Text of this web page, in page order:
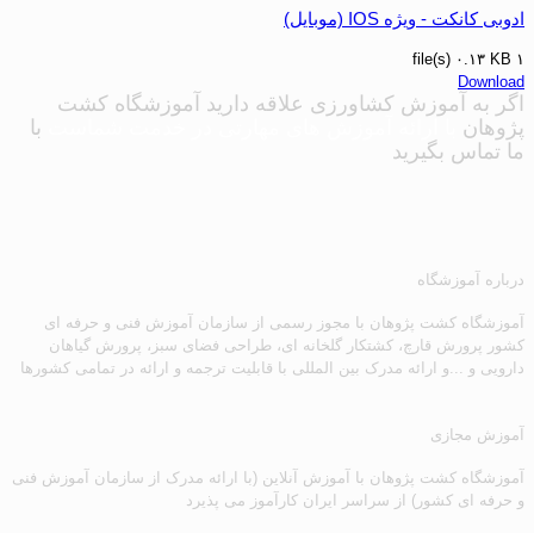
ادوبی کانکت - ویژه IOS (موبایل)
۱ file(s) ۰.۱۳ KB
Download
اگر به آموزش کشاورزی علاقه دارید
آموزشگاه کشت
پژوهان
با
ما تماس بگیرید
درباره آموزشگاه
آموزشگاه کشت پژوهان با مجوز رسمی از سازمان آموزش فنی و حرفه ای
کشور پرورش قارچ، کشتکار گلخانه ای، طراحی فضای سبز، پرورش گیاهان
دارویی و ...و ارائه مدرک بین المللی با قابلیت ترجمه و ارائه در تمامی کشورها
آموزش مجازی
آموزشگاه کشت پژوهان با آموزش آنلاین (با ارائه مدرک از سازمان آموزش فنی
و حرفه ای کشور) از سراسر ایران کارآموز می پذیرد